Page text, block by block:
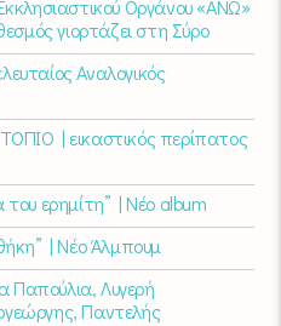
Οργάνου «ΑΝΩ»
γιορτάζει στη Σύρο​
Αναλογικός
| εικαστικός περίπατος
ερημίτη” | Νέο album
| Νέο Άλμπουμ
Παπούλια, Λυγερή
Παντελής